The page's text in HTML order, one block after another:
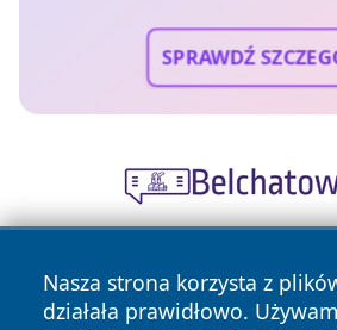
SPRAWDŹ
Nasza strona korzysta z
działała prawidłowo.